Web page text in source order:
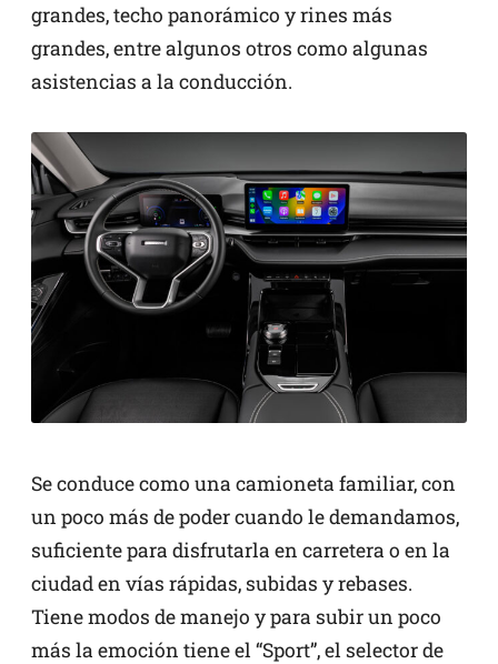
grandes, techo panorámico y rines más
grandes, entre algunos otros como algunas
asistencias a la conducción.
Se conduce como una camioneta familiar, con
un poco más de poder cuando le demandamos,
suficiente para disfrutarla en carretera o en la
ciudad en vías rápidas, subidas y rebases.
Tiene modos de manejo y para subir un poco
más la emoción tiene el “Sport”, el selector de